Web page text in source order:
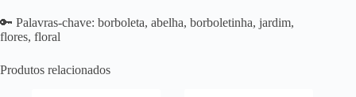
🔑 Palavras-chave: borboleta, abelha, borboletinha, jardim,
flores, floral
Produtos relacionados